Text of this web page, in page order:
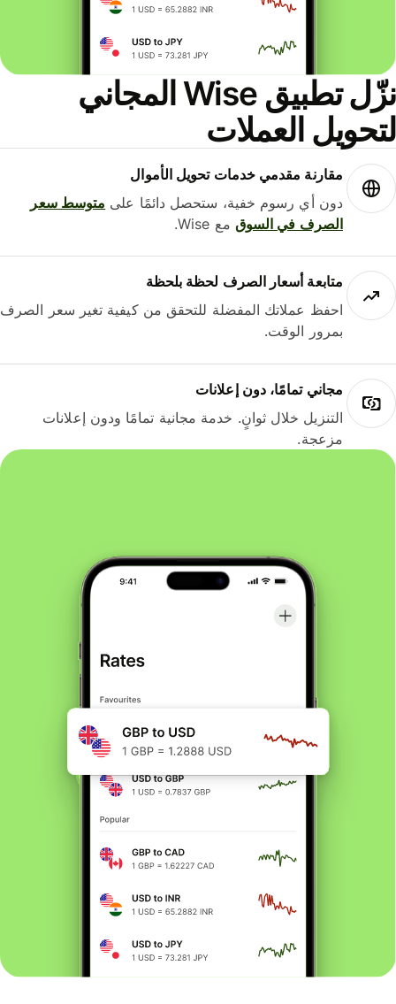
نزّل تطبيق Wise المجاني
العملات
مقارنة مقدمي خدمات تحويل الأموال
دون أي رسوم خفية، ستحصل دائمًا علىمتوسط ​​سعر
الصرف في السوقمع Wise.
متابعة أسعار الصرف لحظة بلحظة
احفظ عملاتك المفضلة للتحقق من كيفية تغير سعر الصرف
بمرور الوقت.
مجاني تمامًا، دون إعلانات
التنزيل خلال ثوانٍ. خدمة مجانية تمامًا ودون إعلانات
مزعجة.